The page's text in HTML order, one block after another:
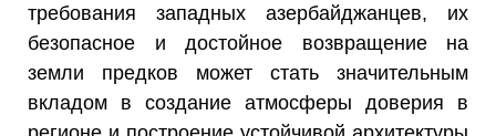
требования западных азербайджанцев, их
безопасное и достойное возвращение на
земли предков может стать значительным
вкладом в создание атмосферы доверия в